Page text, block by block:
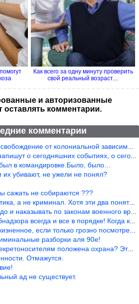
Как всего за одну минуту проверить
свой реальный возраст....
и авторизованные
оставлять комментарии.
комментарии
от колониальной зависимости, это
о сегодняшних событиях, о сегодняшней
в командировке.Было, было…
их убивают, не ужели не понял?
сажать не собираются ???
а не криминал. Хотя эти два понятия начин
наказывать по законам военного времени, а
всегда и все в порядке! Когда касается
если только грозно посмотреть в их с
разборки аля 90е!
положена охрана? Это его зада
Отмажутся.
ад не существует.